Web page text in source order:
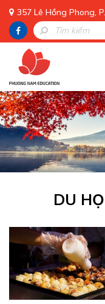
357 Lê Hồng Phong,
DU